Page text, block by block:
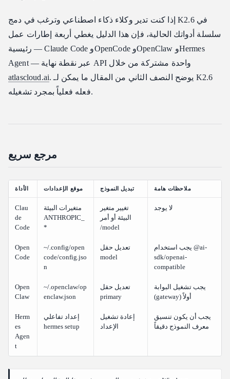
إذا كنت تدير وكلاء ذكاء اصطناعي وترغب في دمج K2.6 في
سلسلة أدواتك الحالية، فإن هذا الدليل يغطي أربعة إطارات عمل
رئيسية — Claude Code وOpenCode وOpenClaw وHermes
Agent — عبر نقطة نهاية API واحدة مشتركة من خلال
atlascloud.ai. يوضح النصف الثاني من المقال ما يمكن لـ K2.6
فعله فعلياً بمجرد تشغيله.
مرجع سريع
الأداة موقع الإعدادات تبديل النموذج ملاحظات هامة
Clau
de
Code
متغيرات البيئة
ANTHROPIC_
*
تغيير متغير
البيئة أو أمر
/model
لا يوجد
Open
Code
~/.config/open
code/config.jso
n
تعديل حقل
model
يجب استخدام @ai-
sdk/openai-
compatible
Open
Claw
~/.openclaw/op
enclaw.json
تعديل حقل
primary
يجب تشغيل البوابة
(gateway) أولاً
Herm
es
Agen
t
إعداد تفاعلي
hermes setup
إعادة تشغيل
الإعداد
يجب أن يكون تنسيق
معرف النموذج دقيقاً